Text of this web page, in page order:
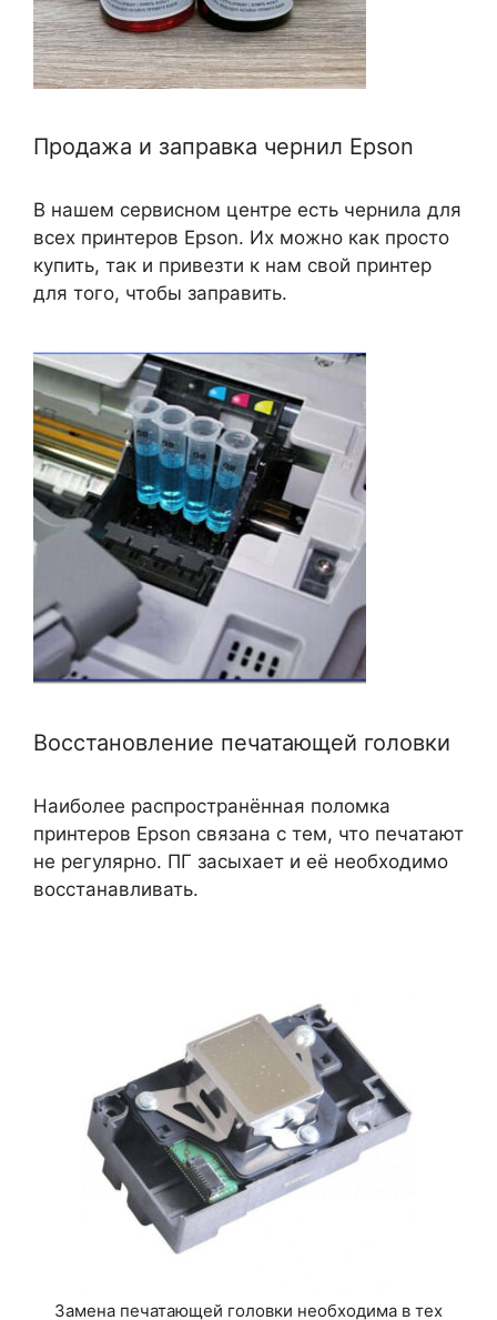
Продажа и заправка чернил Epson
В нашем сервисном центре есть чернила для
всех принтеров Epson. Их можно как просто
купить, так и привезти к нам свой принтер
для того, чтобы заправить.
Восстановление печатающей головки
Наиболее распространённая поломка
принтеров Epson связана с тем, что печатают
не регулярно. ПГ засыхает и её необходимо
восстанавливать.
Замена печатающей головки необходима в тех